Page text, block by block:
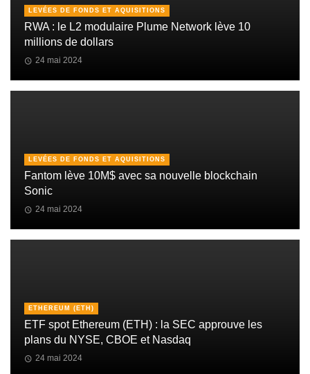
LEVÉES DE FONDS ET AQUISITIONS
RWA : le L2 modulaire Plume Network lève 10
millions de dollars
24 mai 2024
LEVÉES DE FONDS ET AQUISITIONS
Fantom lève 10M$ avec sa nouvelle blockchain
Sonic
24 mai 2024
ETHEREUM (ETH)
ETF spot Ethereum (ETH) : la SEC approuve les
plans du NYSE, CBOE et Nasdaq
24 mai 2024